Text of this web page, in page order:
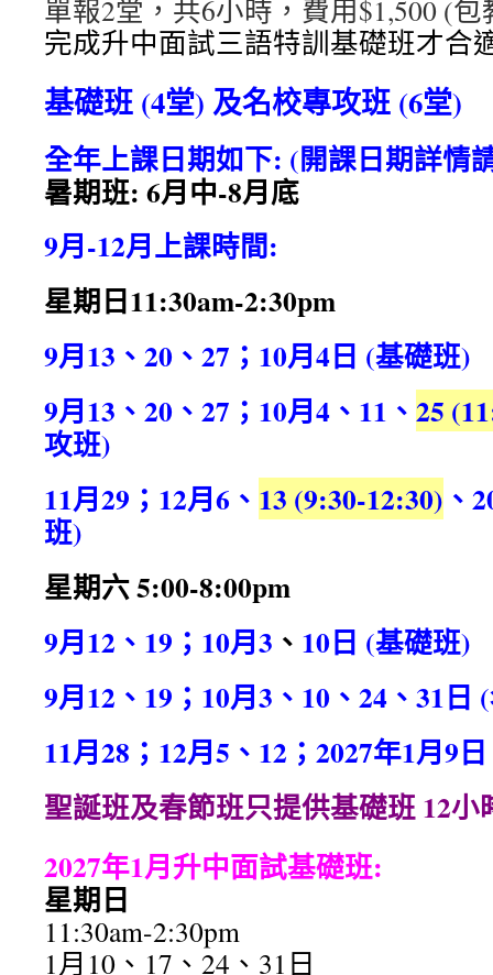
單報2堂，共6小時，費用$1,500 (
完成升中面試三語特訓基礎班才合
基礎班 (4堂) 及名校專攻班 (6堂)
全年上課日期如下: (開課日期詳情
暑期班: 6月中-8月底
9月-12月上課時間:
星期日11:30am-2:30pm
9月13、20、27；10月4日 (基礎班)
9月13、20、27；10月4、11、 25
攻班)
11月29；12月6、 13 (9:30-12:30) 、
班)
星期六 5:00-8:00pm
9月12、19；10月3 、 10日 (基礎班)
9月12、19；10月3、10、24、31日
11月28；12月5、12；2027年1月9
聖誕班及春節班只提供基礎班 12小
2027年1月升中面試基礎班:
星期日
11:30am-2:30pm
1月10、17、24、31日